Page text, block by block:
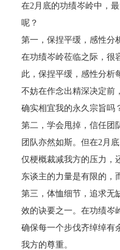
在2月底的功绩岑岭中，
呢？
第一，保捏平缓，感性分
在功绩岑岭莅临之际，很
此，保捏平缓，感性分析
不妨在作念出精深决定前
确实相宜我的永久宗旨吗
第二，学会甩掉，信任团
团队亦然如斯。但在2月
仅梗概裁减我方的压力，
东谈主的力量是有限的，
第三，体恤细节，追求无
效的诀要之一。在功绩岑
确保每一个步伐齐绰绰有
我方的尊重。